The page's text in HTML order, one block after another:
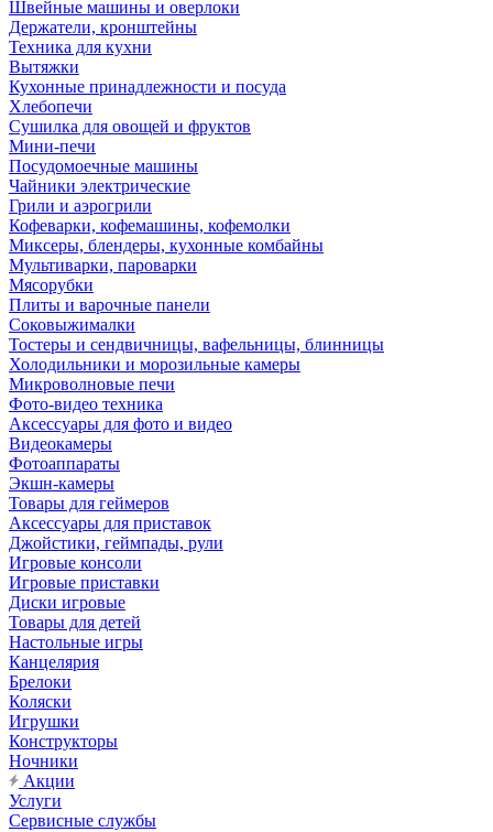
Швейные машины и оверлоки
Держатели, кронштейны
Техника для кухни
Вытяжки
Кухонные принадлежности и посуда
Хлебопечи
Сушилка для овощей и фруктов
Мини-печи
Посудомоечные машины
Чайники электрические
Грили и аэрогрили
Кофеварки, кофемашины, кофемолки
Миксеры, блендеры, кухонные комбайны
Мультиварки, пароварки
Мясорубки
Плиты и варочные панели
Соковыжималки
Тостеры и сендвичницы, вафельницы, блинницы
Холодильники и морозильные камеры
Микроволновые печи
Фото-видео техника
Аксессуары для фото и видео
Видеокамеры
Фотоаппараты
Экшн-камеры
Товары для геймеров
Аксессуары для приставок
Джойстики, геймпады, рули
Игровые консоли
Игровые приставки
Диски игровые
Товары для детей
Настольные игры
Канцелярия
Брелоки
Коляски
Игрушки
Конструкторы
Ночники
Акции
Услуги
Сервисные службы